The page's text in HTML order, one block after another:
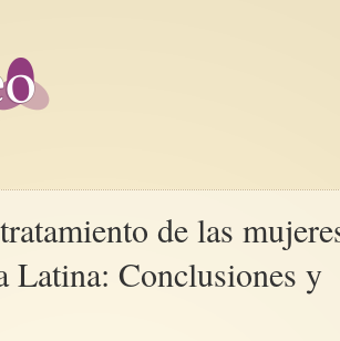
de las
Latina: Conclusiones y